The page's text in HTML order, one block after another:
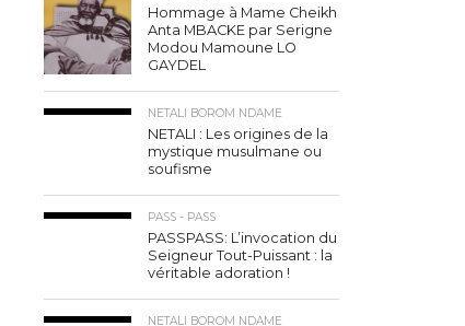
Hommage à Mame Cheikh
Anta MBACKE par Serigne
Modou Mamoune LO
GAYDEL
NETALI BOROM NDAME
NETALI : Les origines de la
mystique musulmane ou
soufisme
PASS - PASS
PASSPASS: L’invocation du
Seigneur Tout-Puissant : la
véritable adoration !
NETALI BOROM NDAME